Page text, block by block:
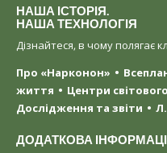
НАША ІСТОРІЯ.
НАША ТЕХНОЛОГІЯ
Дізнайтеся, в чому полягає
Про «Нарконон»
життя
Центри
Дослідження та звіти
ДОДАТКОВА